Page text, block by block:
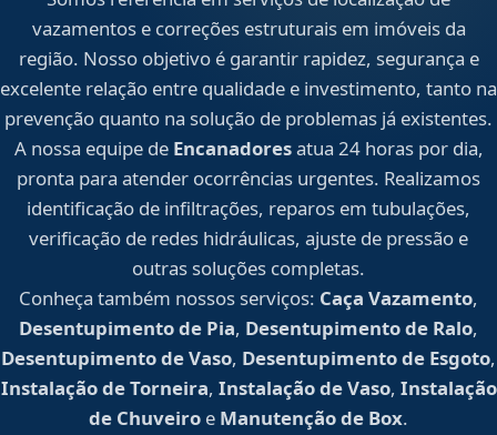
vazamentos e correções estruturais em imóveis da
região. Nosso objetivo é garantir rapidez, segurança e
excelente relação entre qualidade e investimento, tanto na
prevenção quanto na solução de problemas já existentes.
A nossa equipe de Encanadoresatua 24 horas por dia,
pronta para atender ocorrências urgentes. Realizamos
identificação de infiltrações, reparos em tubulações,
verificação de redes hidráulicas, ajuste de pressão e
outras soluções completas.
Conheça também nossos serviços: Caça Vazamento,
Desentupimento de Pia, Desentupimento de Ralo,
Desentupimento de Vaso, Desentupimento de Esgoto,
Instalação de Torneira, Instalação de Vaso, Instalação
de Chuveiro e Manutenção de Box.